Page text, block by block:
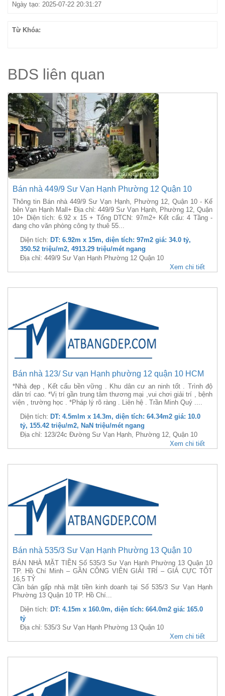
Ngày tạo: 2025-07-22 20:31:27
Từ Khóa:
BDS liên quan
Bán nhà 449/9 Sư Vạn Hạnh Phường 12 Quận 10
Thông tin Bán nhà 449/9 Sư Vạn Hạnh, Phường 12, Quận 10 - Kế
bên Vạn Hạnh Mall+ Địa chỉ: 449/9 Sư Vạn Hạnh, Phường 12, Quận
10+ Diện tích: 6.92 x 15 + Tổng DTCN: 97m2+ Kết cấu: 4 Tầng -
đang cho văn phòng công ty thuê 55...
Diện tích: DT: 6.92m x 15m, diện tích: 97m2 giá: 34.0 tỷ,
350.52 triệu/m2, 4913.29 triệu/mét ngang
Địa chỉ: 449/9 Sư Vạn Hạnh Phường 12 Quận 10
Xem chi tiết
Bán nhà 123/ Sư vạn Hạnh phường 12 quận 10 HCM
*Nhà đẹp , Kết cấu bền vững . Khu dân cư an ninh tốt . Trình độ
dân trí cao. *Vị trí gần trung tâm thương mại ,vui chơi giải trí , bệnh
viện , trường học . *Pháp lý rõ ràng . Liên hệ . Trần Minh Quý ....
Diện tích: DT: 4.5mlm x 14.3m, diện tích: 64.34m2 giá: 10.0
tỷ, 155.42 triệu/m2, NaN triệu/mét ngang
Địa chỉ: 123/24c Đường Sư Vạn Hạnh, Phường 12, Quận 10
Xem chi tiết
Bán nhà 535/3 Sư Vạn Hạnh Phường 13 Quận 10
BÁN NHÀ MẶT TIỀN Số 535/3 Sư Vạn Hạnh Phường 13 Quận 10
TP. Hồ Chí Minh – GẦN CÔNG VIÊN GIẢI TRÍ – GIÁ CỰC TỐT
16,5 TỶ
Cần bán gấp nhà mặt tiền kinh doanh tại Số 535/3 Sư Vạn Hạnh
Phường 13 Quận 10 TP. Hồ Chí...
Diện tích: DT: 4.15m x 160.0m, diện tích: 664.0m2 giá: 165.0
tỷ
Địa chỉ: 535/3 Sư Vạn Hạnh Phường 13 Quận 10
Xem chi tiết